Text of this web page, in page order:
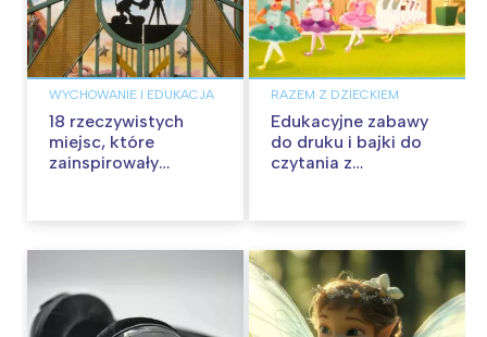
WYCHOWANIE I EDUKACJA
18 rzeczywistych
miejsc, które
zainspirowały
RAZEM Z DZIECKIEM
Edukacyjne zabawy
do druku i bajki do
czytania z